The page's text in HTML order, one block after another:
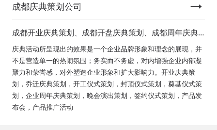
成都庆典策划公司
成都开业庆典策划、成都开盘庆典策划、成都周年庆典
策划、成都启动仪式策划、成都揭幕仪式策划、成都开
工仪式策划、成都竣工仪式策划、成都封顶仪式策划、
成都奠基仪式策划、成都签约仪式策划、成都挂牌仪式
策划、成都揭牌仪式策划、成都颁奖典礼策划
庆典活动所呈现出的效果是一个企业品牌形象和理念的展现，并
不是营造单一的热闹氛围；务实而不务虚，对内增强企业内部凝
聚力和荣誉感，对外塑造企业形象和扩大影响力。开业庆典策
划，乔迁庆典策划，开工仪式策划，封顶仪式策划，奠基仪式策
划，企业周年庆典策划，晚会演出策划，签约仪式策划，产品发
布会，产品推广活动